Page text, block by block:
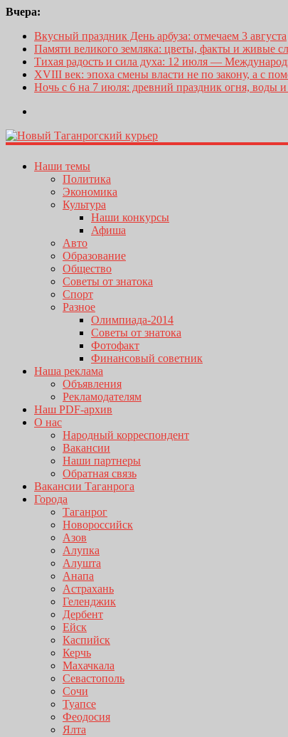
Вчера:
Вкусный праздник День арбуза: отмечаем 3 августа
Памяти великого земляка: цветы, факты и живые
Тихая радость и сила духа: 12 июля —
XVIII век: эпоха смены власти не по закону, а с
Ночь с 6 на 7 июля: древний праздник огня, воды и
Наши темы
Политика
Экономика
Культура
Наши конкурсы
Афиша
Авто
Образование
Общество
Советы от знатока
Спорт
Разное
Олимпиада-2014
Советы от знатока
Фотофакт
Финансовый советник
Наша реклама
Объявления
Рекламодателям
Наш PDF-архив
О нас
Народный корреспондент
Вакансии
Наши партнеры
Обратная связь
Вакансии Таганрога
Города
Таганрог
Новороссийск
Азов
Алупка
Алушта
Анапа
Астрахань
Геленджик
Дербент
Ейск
Каспийск
Керчь
Махачкала
Севастополь
Сочи
Туапсе
Феодосия
Ялта